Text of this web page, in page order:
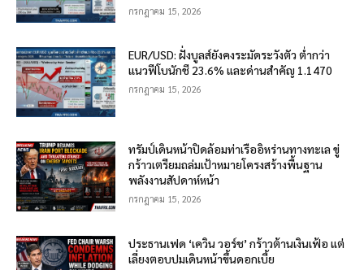
กรกฎาคม 15, 2026
EUR/USD: ฝั่งบูลส์ยังคงระมัดระวังตัว ต่ำกว่า
แนวฟีโบนักชี 23.6% และด่านสำคัญ 1.1470
กรกฎาคม 15, 2026
ทรัมป์เดินหน้าปิดล้อมท่าเรืออิหร่านทางทะเล ขู่
กร้าวเตรียมถล่มเป้าหมายโครงสร้างพื้นฐาน
พลังงานสัปดาห์หน้า
กรกฎาคม 15, 2026
ประธานเฟด ‘เควิน วอร์ช’ กร้าวต้านเงินเฟ้อ แต่
เลี่ยงตอบปมเดินหน้าขึ้นดอกเบี้ย